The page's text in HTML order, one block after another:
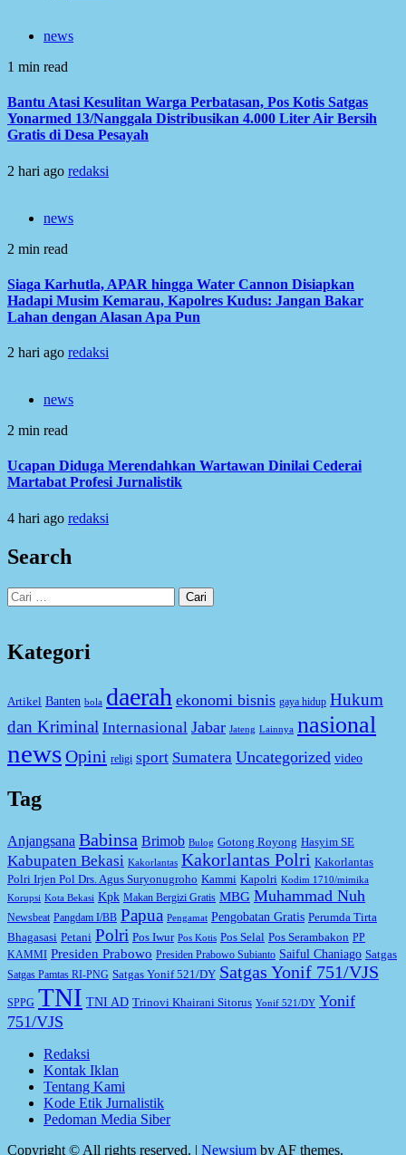
news
1 min read
Bantu Atasi Kesulitan Warga Perbatasan, Pos Kotis Satgas
Yonarmed 13/Nanggala Distribusikan 4.000 Liter Air Bersih
Gratis di Desa Pesayah
2 hari ago redaksi
news
2 min read
Siaga Karhutla, APAR hingga Water Cannon Disiapkan
Hadapi Musim Kemarau, Kapolres Kudus: Jangan Bakar
Lahan dengan Alasan Apa Pun
2 hari ago redaksi
news
2 min read
Ucapan Diduga Merendahkan Wartawan Dinilai Cederai
Martabat Profesi Jurnalistik
4 hari ago redaksi
Search
Cari
untuk:
Kategori
Artikel Banten bola daerah ekonomi bisnis gaya hidup Hukum
dan Kriminal Internasional Jabar Jateng Lainnya nasional
newsOpini religi sport Sumatera Uncategorized video
Tag
Anjangsana Babinsa Brimob Bulog Gotong Royong Hasyim SE
Kabupaten Bekasi Kakorlantas Kakorlantas Polri Kakorlantas
Polri Irjen Pol Drs. Agus Suryonugroho Kammi Kapolri Kodim 1710/mimika
Korupsi Kota Bekasi Kpk Makan Bergizi Gratis MBG Muhammad Nuh
Newsbeat Pangdam I/BB Papua Pengamat Pengobatan Gratis Perumda Tirta
Bhagasasi Petani Polri Pos Iwur Pos Kotis Pos Selal Pos Serambakon PP
KAMMI Presiden Prabowo Presiden Prabowo Subianto Saiful Chaniago Satgas
Satgas Pamtas RI-PNG Satgas Yonif 521/DY Satgas Yonif 751/VJS
SPPG TNI TNI AD Trinovi Khairani Sitorus Yonif 521/DY Yonif
751/VJS
Redaksi
Kontak Iklan
Tentang Kami
Kode Etik Jurnalistik
Pedoman Media Siber
Copyright © All rights reserved. | Newsium by AF themes.